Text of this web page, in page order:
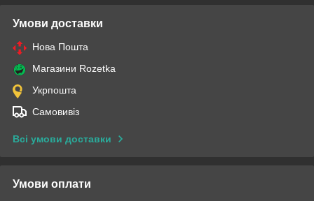
Умови доставки
Нова Пошта
Магазини Rozetka
Укрпошта
Самовивіз
Всі умови доставки
Умови оплати